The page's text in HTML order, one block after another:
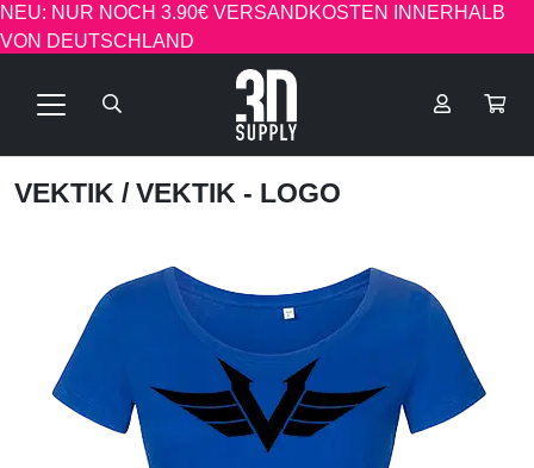
NEU: NUR NOCH 3.90€ VERSANDKOSTEN INNERHALB
VON DEUTSCHLAND
VEKTIK / VEKTIK - LOGO